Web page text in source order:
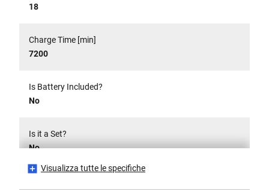
18
Charge Time [min]
7200
Is Battery Included?
No
Is it a Set?
No
Visualizza tutte le specifiche